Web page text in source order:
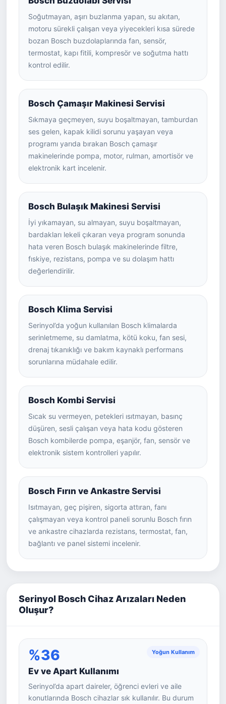
Soğutmayan, aşırı buzlanma yapan, su akıtan,
motoru sürekli çalışan veya yiyecekleri kısa sürede
bozan Bosch buzdolaplarında fan, sensör,
termostat, kapı fitili, kompresör ve soğutma hattı
kontrol edilir.
Bosch Çamaşır Makinesi Servisi
Sıkmaya geçmeyen, suyu boşaltmayan, tamburdan
ses gelen, kapak kilidi sorunu yaşayan veya
programı yarıda bırakan Bosch çamaşır
makinelerinde pompa, motor, rulman, amortisör ve
elektronik kart incelenir.
Bosch Bulaşık Makinesi Servisi
İyi yıkamayan, su almayan, suyu boşaltmayan,
bardakları lekeli çıkaran veya program sonunda
hata veren Bosch bulaşık makinelerinde filtre,
fıskiye, rezistans, pompa ve su dolaşım hattı
değerlendirilir.
Bosch Klima Servisi
Serinyol’da yoğun kullanılan Bosch klimalarda
serinletmeme, su damlatma, kötü koku, fan sesi,
drenaj tıkanıklığı ve bakım kaynaklı performans
sorunlarına müdahale edilir.
Bosch Kombi Servisi
Sıcak su vermeyen, petekleri ısıtmayan, basınç
düşüren, sesli çalışan veya hata kodu gösteren
Bosch kombilerde pompa, eşanjör, fan, sensör ve
elektronik sistem kontrolleri yapılır.
Bosch Fırın ve Ankastre Servisi
Isıtmayan, geç pişiren, sigorta attıran, fanı
çalışmayan veya kontrol paneli sorunlu Bosch fırın
ve ankastre cihazlarda rezistans, termostat, fan,
bağlantı ve panel sistemi incelenir.
Serinyol Bosch Cihaz Arızaları Neden
Oluşur?
Yoğun Kullanım
%36
Ev ve Apart Kullanımı
Serinyol’da apart daireler, öğrenci evleri ve aile
konutlarında Bosch cihazlar sık kullanılır. Bu durum